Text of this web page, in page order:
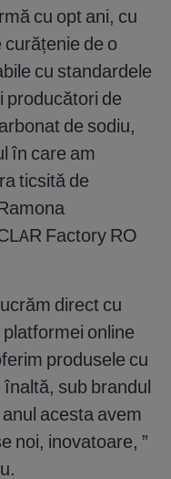
cu opt ani, cu
curățenie de o
cu standardele
producători de
de sodiu,
în care am
ticsită de
Factory RO
direct cu
online
produsele cu
sub brandul
acesta avem
noi, inovatoare, ”